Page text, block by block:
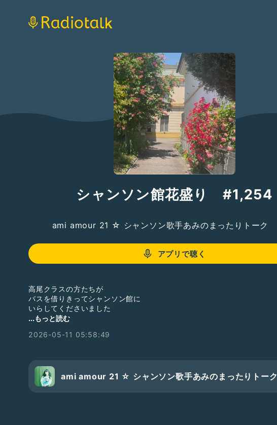
シャンソン館花盛り #1,254
ami amour 21 ☆ シャンソン歌手あみのまったりトーク
アプリで聴く
高尾クラスの方たちが
バスを借りきってシャンソン館に
いらしてくださいました
昨日は陽気もよく
シャンソン館での庭時間を堪能
カフェの季節限定スイーツのこと、
...もっと読む
2026-05-11 05:58:49
ami amour 21 ☆ シャンソン歌手あみのまったりトーク